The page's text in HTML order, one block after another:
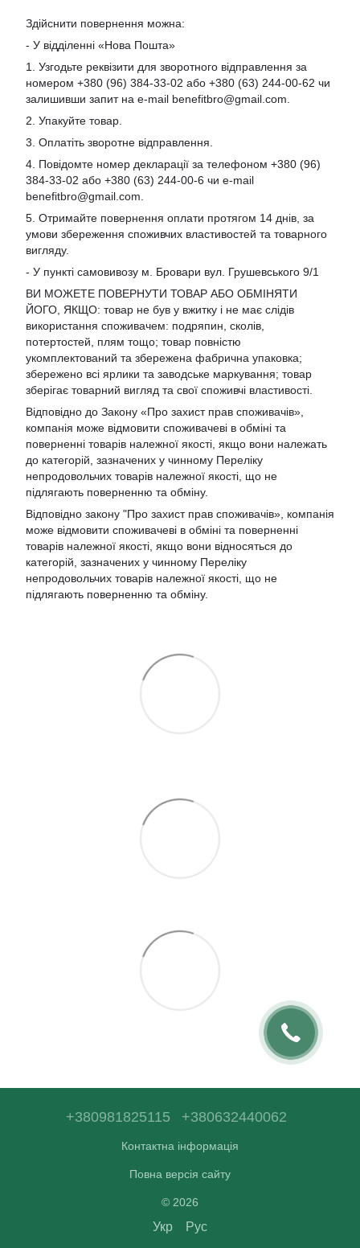
Здійснити повернення можна:
- У відділенні «Нова Пошта»
1. Узгодьте реквізити для зворотного відправлення за
номером +380 (96) 384-33-02 або +380 (63) 244-00-62 чи
залишивши запит на e-mail benefitbro@gmail.com
2. Упакуйте товар.
3. Оплатіть зворотне відправлення.
4. Повідомте номер декларації за телефоном +380 (96)
384-33-02 або +380 (63) 244-00-6 чи e-mail
benefitbro@gmail.com
5. Отримайте повернення оплати протягом 14 днів, за
умови збереження споживчих властивостей та товарного
вигляду.
- У пункті самовивозу м. Бровари вул. Грушевського 9/1
ВИ МОЖЕТЕ ПОВЕРНУТИ ТОВАР АБО ОБМІНЯТИ
ЙОГО, ЯКЩО: товар не був у вжитку і не має слідів
використання споживачем: подряпин, сколів,
потертостей, плям тощо; товар повністю
укомплектований та збережена фабрична упаковка;
збережено всі ярлики та заводське маркування; товар
зберігає товарний вигляд та свої споживчі властивості.
Відповідно до Закону «Про захист прав споживачів»,
компанія може відмовити споживачеві в обміні та
поверненні товарів належної якості, якщо вони належать
до категорій, зазначених у чинному Переліку
непродовольчих товарів належної якості, що не
підлягають поверненню та обміну.
Відповідно закону "Про захист прав споживачів» , компанія
може відмовити споживачеві в обміні та поверненні
товарів належної якості, якщо вони відносяться до
категорій, зазначених у чинному Переліку
непродовольчих товарів належної якості, що не
підлягають поверненню та обміну.
+380981825115 +380632440062
Контактна інформація
Повна версія сайту
© 2026
Укр Рус